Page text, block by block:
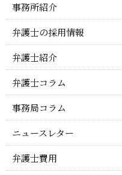
事務所紹介
弁護士の採用情報
弁護士紹介
弁護士コラム
事務局コラム
ニュースレター
弁護士費用